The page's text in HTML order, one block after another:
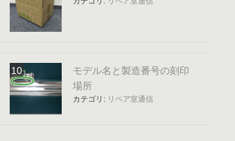
モデル名と製造番号の刻印
場所
カテゴリ: リペア室通信